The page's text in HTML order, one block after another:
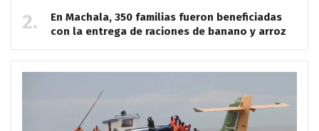
En Machala, 350 familias fueron beneficiadas
con la entrega de raciones de banano y arroz